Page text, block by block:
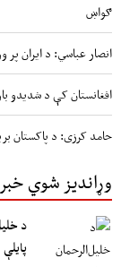
ګواښ
انصار عباسي: د ایران
افغانستان کې د شدیدو
حامد کرزی: د پاکستان
وړاندیز شوي
د
پایلې